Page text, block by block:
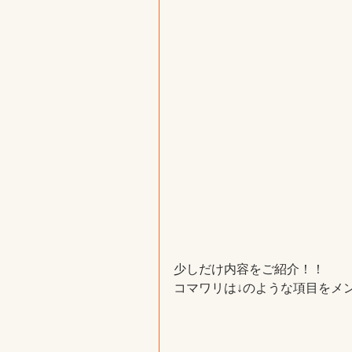
少しだけ内容をご紹介！！
コマワリは↓のような項目をメ